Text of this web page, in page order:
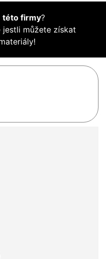
této firmy?
jestli můžete získat